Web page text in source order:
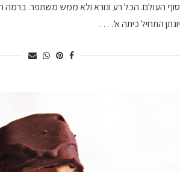
סוף העולם. הכל רע ונורא ולא ממש משתפר. ברמה
יונתן התחיל כיתה א’. …